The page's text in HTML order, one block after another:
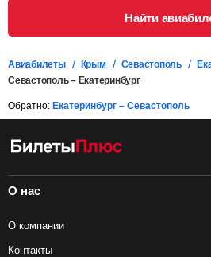
Найти
Авиабилеты Крым Севастополь
Севастополь – Екатеринбург
Обратно: Екатеринбург – Севастополь
О нас
О компании
Контакты